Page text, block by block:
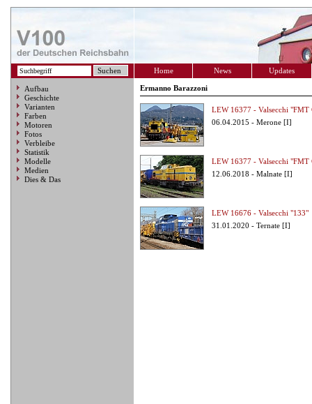
Home News Updates
Aufbau
Geschichte
Varianten
Farben
Motoren
Fotos
Verbleibe
Statistik
Modelle
Medien
Dies & Das
Ermanno Barazzoni
LEW 16377 - Valsecchi "FMT
06.04.2015 - Merone [I]
LEW 16377 - Valsecchi "FMT
12.06.2018 - Malnate [I]
LEW 16676 - Valsecchi "133"
31.01.2020 - Ternate [I]